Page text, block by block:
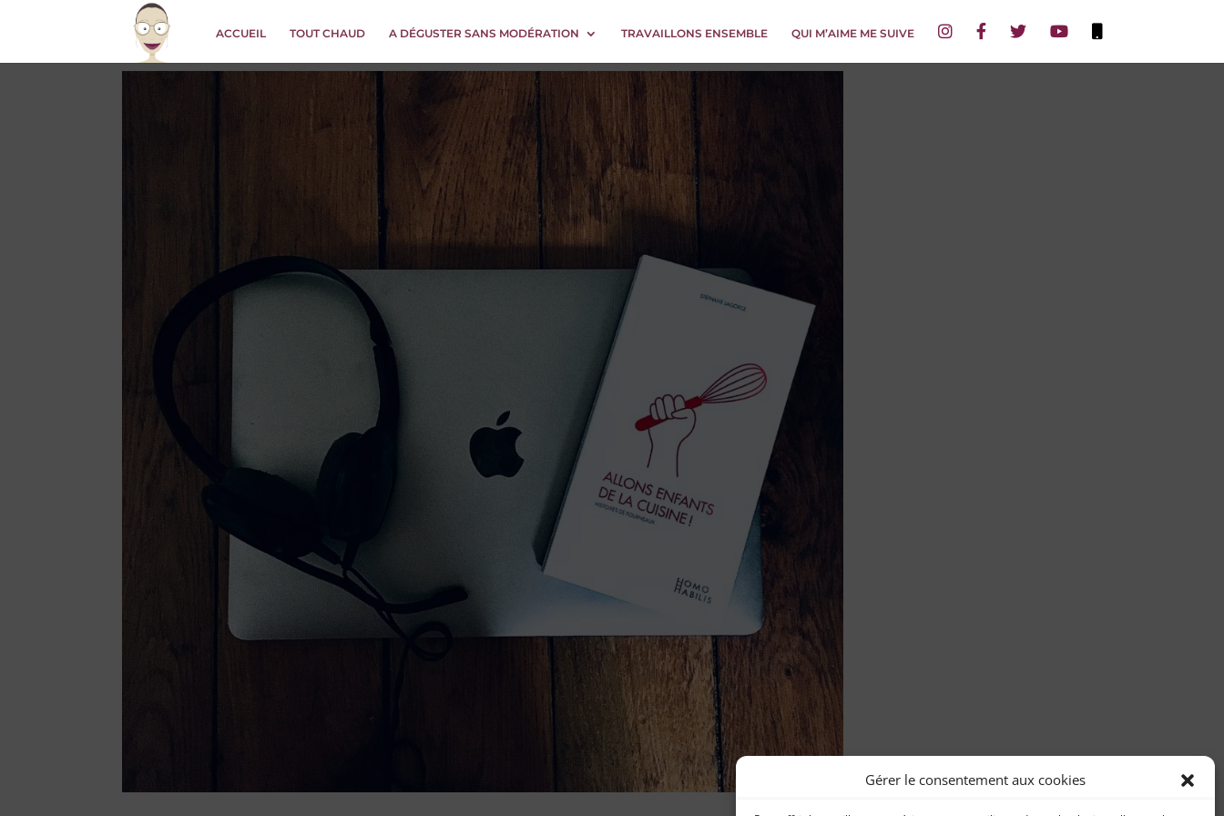
Gérer le consentement aux cookies
ACCUEIL TOUT CHAUD A DÉGUSTER SANS MODÉRATION TRAVAILLONS ENSEMBLE QUI M’AIME ME SUIVE